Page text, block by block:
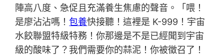
陣高八度、急促且充滿養生焦慮的聲音。「喂！
是廖沾沾嗎！包養快接聽！這裡是 K-999！宇宙
水餃聯盟特級特務！你那邊是不是已經聞到宇宙
級的酸味了？我們需要你的蒜泥！你被徵召了！